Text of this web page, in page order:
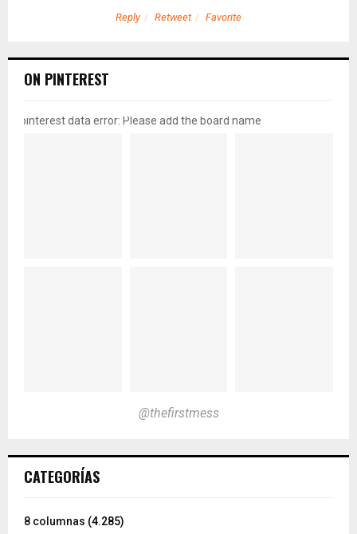
Reply Retweet Favorite
ON PINTEREST
pinterest data error: Please add the board name
@thefirstmess
CATEGORÍAS
8 columnas (4.285)